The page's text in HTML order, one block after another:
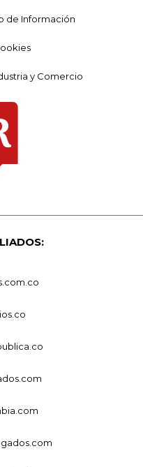
de Información
y Comercio